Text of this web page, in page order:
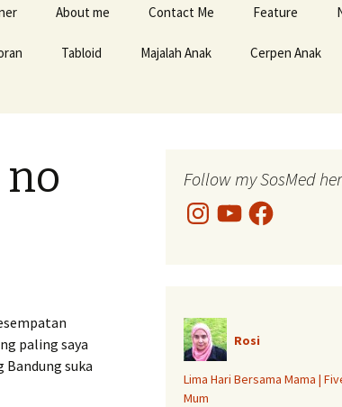
About me Contact Me Feature
Tabloid Majalah Anak Cerpen Anak
no
paling saya
suka
Follow my SosMed
InstagramYouTubeFacebook
Rosi
Lima Hari Bersama Mama |
Mum